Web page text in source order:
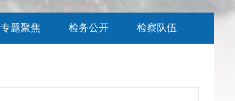
专题聚焦 检务公开 检察队伍